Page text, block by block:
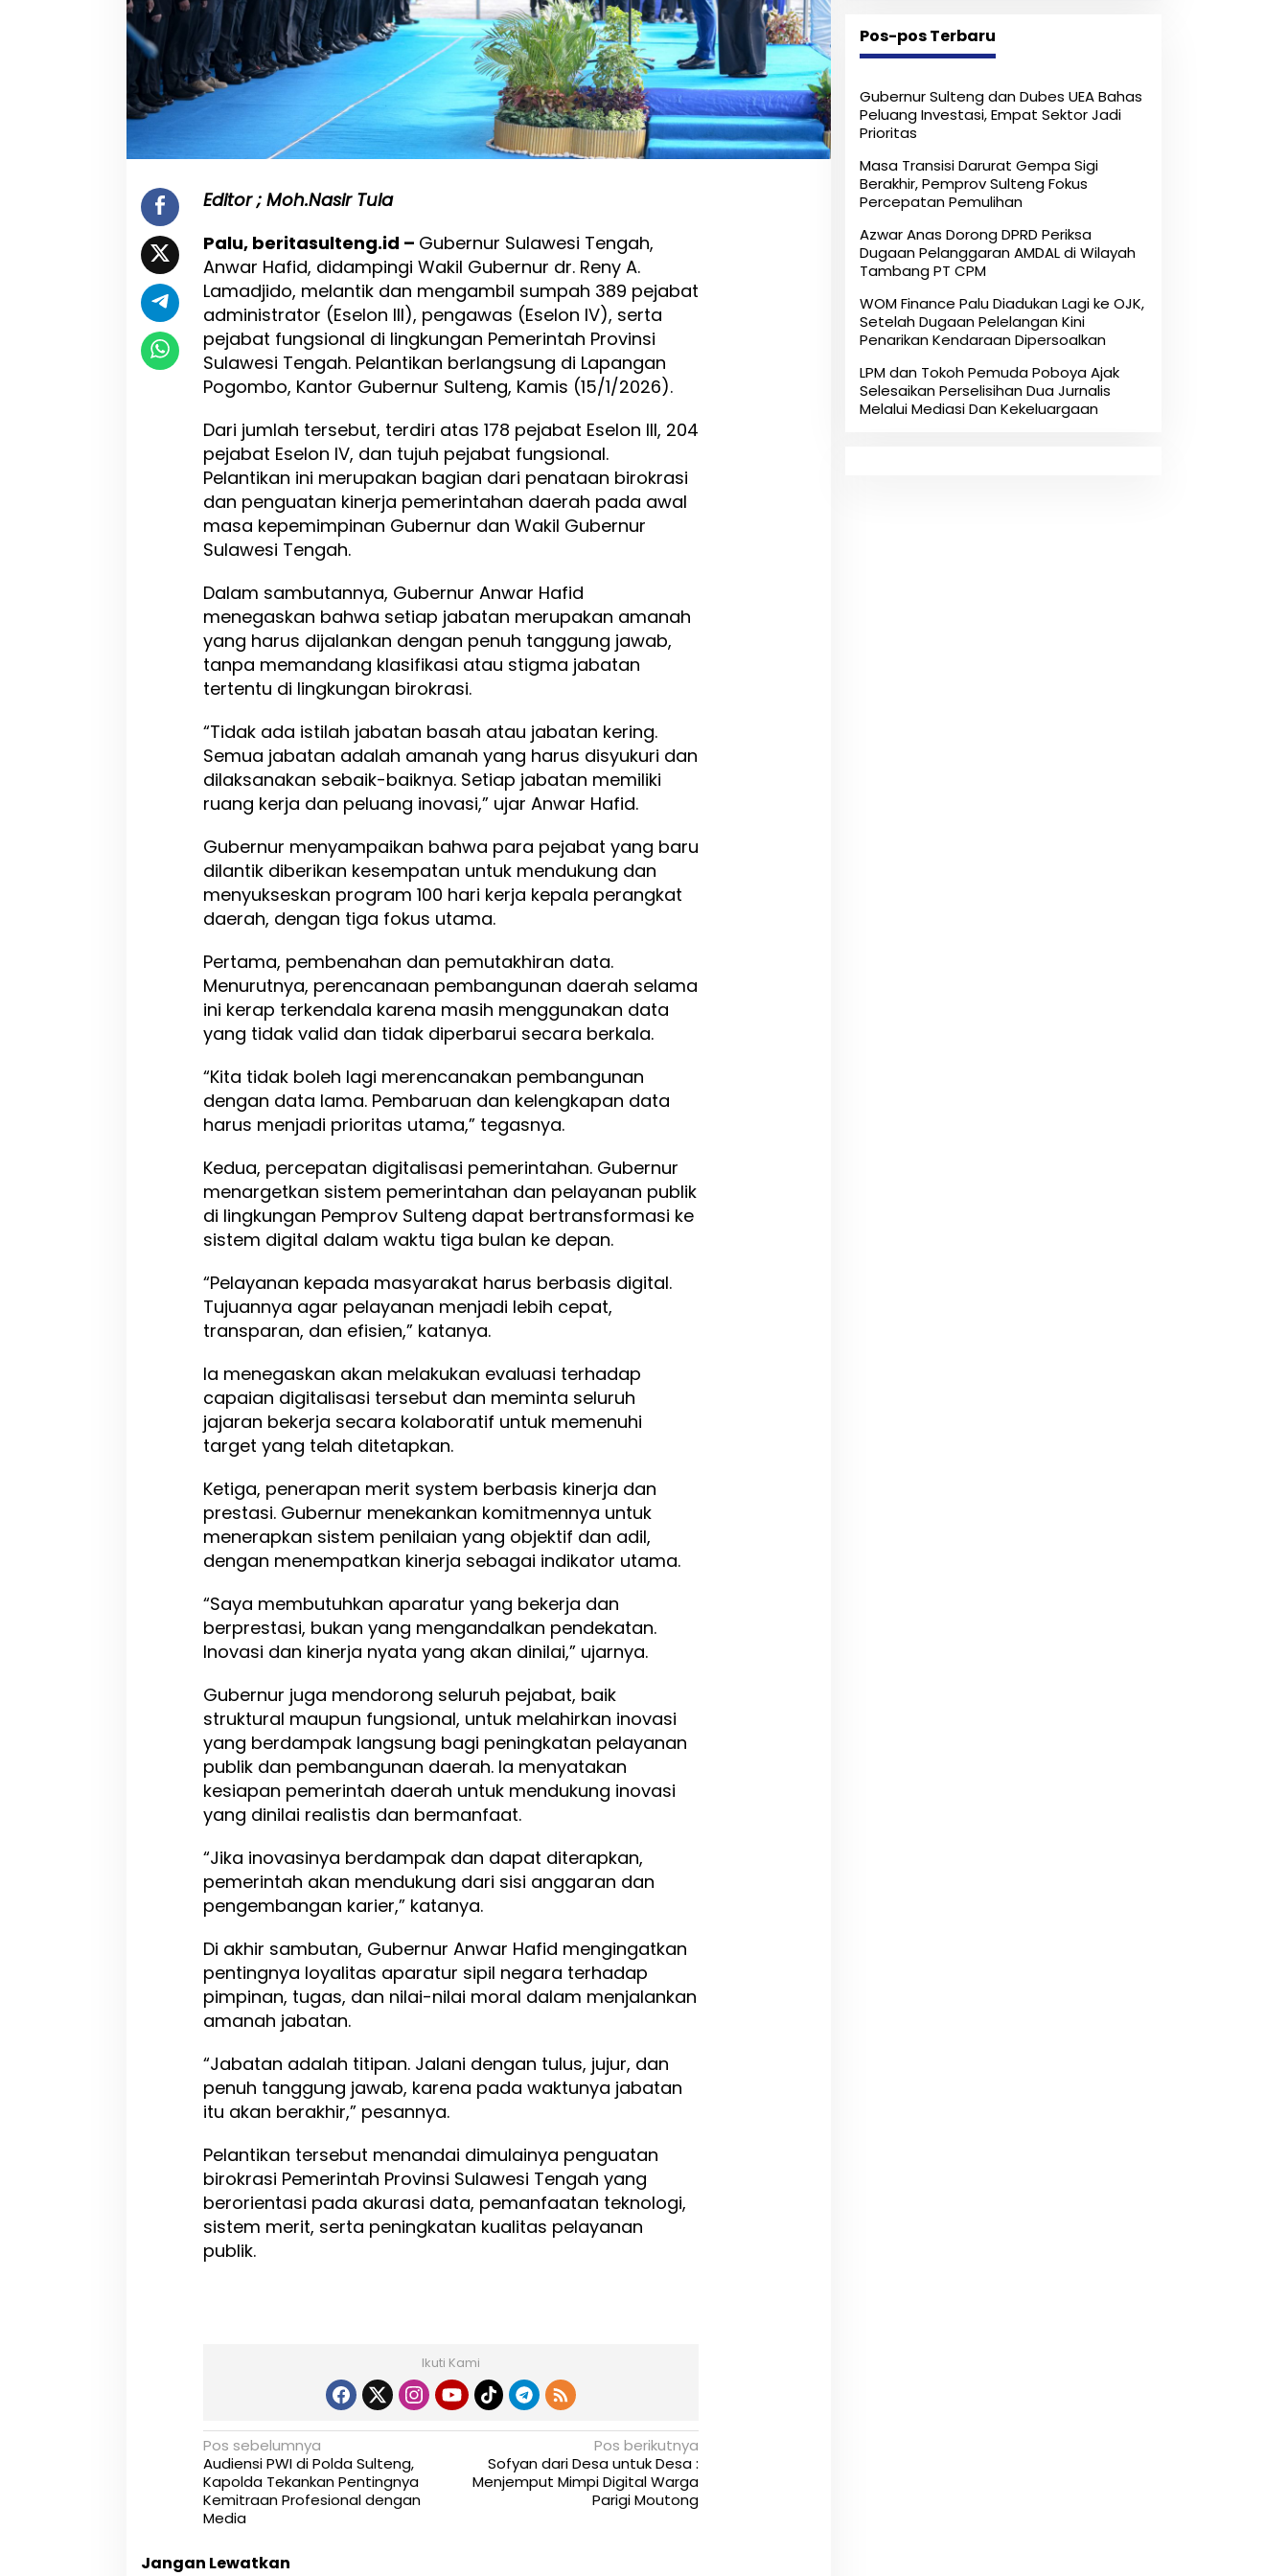
i
d
n
t
i
3
8
P
e
a
b
a
t
P
e
p
r
o
v
S
u
l
a
e
s
i
T
e
n
h
Editor ; Moh.Nasir Tula
Palu, beritasulteng.id – Gubernur Sulawesi Tengah,
Anwar Hafid, didampingi Wakil Gubernur dr. Reny A.
Lamadjido, melantik dan mengambil sumpah 389 pejabat
administrator (Eselon III), pengawas (Eselon IV), serta
pejabat fungsional di lingkungan Pemerintah Provinsi
Sulawesi Tengah. Pelantikan berlangsung di Lapangan
Pogombo, Kantor Gubernur Sulteng, Kamis (15/1/2026).
Dari jumlah tersebut, terdiri atas 178 pejabat Eselon III, 204
pejabat Eselon IV, dan tujuh pejabat fungsional.
Pelantikan ini merupakan bagian dari penataan birokrasi
dan penguatan kinerja pemerintahan daerah pada awal
masa kepemimpinan Gubernur dan Wakil Gubernur
Sulawesi Tengah.
Dalam sambutannya, Gubernur Anwar Hafid
menegaskan bahwa setiap jabatan merupakan amanah
yang harus dijalankan dengan penuh tanggung jawab,
tanpa memandang klasifikasi atau stigma jabatan
tertentu di lingkungan birokrasi.
“Tidak ada istilah jabatan basah atau jabatan kering.
Semua jabatan adalah amanah yang harus disyukuri dan
dilaksanakan sebaik-baiknya. Setiap jabatan memiliki
ruang kerja dan peluang inovasi,” ujar Anwar Hafid.
Gubernur menyampaikan bahwa para pejabat yang baru
dilantik diberikan kesempatan untuk mendukung dan
menyukseskan program 100 hari kerja kepala perangkat
daerah, dengan tiga fokus utama.
Pertama, pembenahan dan pemutakhiran data.
Menurutnya, perencanaan pembangunan daerah selama
ini kerap terkendala karena masih menggunakan data
yang tidak valid dan tidak diperbarui secara berkala.
“Kita tidak boleh lagi merencanakan pembangunan
dengan data lama. Pembaruan dan kelengkapan data
harus menjadi prioritas utama,” tegasnya.
Kedua, percepatan digitalisasi pemerintahan. Gubernur
menargetkan sistem pemerintahan dan pelayanan publik
di lingkungan Pemprov Sulteng dapat bertransformasi ke
sistem digital dalam waktu tiga bulan ke depan.
“Pelayanan kepada masyarakat harus berbasis digital.
Tujuannya agar pelayanan menjadi lebih cepat,
transparan, dan efisien,” katanya.
Ia menegaskan akan melakukan evaluasi terhadap
capaian digitalisasi tersebut dan meminta seluruh
jajaran bekerja secara kolaboratif untuk memenuhi
target yang telah ditetapkan.
Ketiga, penerapan merit system berbasis kinerja dan
prestasi. Gubernur menekankan komitmennya untuk
menerapkan sistem penilaian yang objektif dan adil,
dengan menempatkan kinerja sebagai indikator utama.
“Saya membutuhkan aparatur yang bekerja dan
berprestasi, bukan yang mengandalkan pendekatan.
Inovasi dan kinerja nyata yang akan dinilai,” ujarnya.
Gubernur juga mendorong seluruh pejabat, baik
struktural maupun fungsional, untuk melahirkan inovasi
yang berdampak langsung bagi peningkatan pelayanan
publik dan pembangunan daerah. Ia menyatakan
kesiapan pemerintah daerah untuk mendukung inovasi
yang dinilai realistis dan bermanfaat.
“Jika inovasinya berdampak dan dapat diterapkan,
pemerintah akan mendukung dari sisi anggaran dan
pengembangan karier,” katanya.
Di akhir sambutan, Gubernur Anwar Hafid mengingatkan
pentingnya loyalitas aparatur sipil negara terhadap
pimpinan, tugas, dan nilai-nilai moral dalam menjalankan
amanah jabatan.
“Jabatan adalah titipan. Jalani dengan tulus, jujur, dan
penuh tanggung jawab, karena pada waktunya jabatan
itu akan berakhir,” pesannya.
Pelantikan tersebut menandai dimulainya penguatan
birokrasi Pemerintah Provinsi Sulawesi Tengah yang
berorientasi pada akurasi data, pemanfaatan teknologi,
sistem merit, serta peningkatan kualitas pelayanan
publik.
Ikuti Kami
N
a
v
Pos sebelumnya
Audiensi PWI di Polda Sulteng,
Kapolda Tekankan Pentingnya
Kemitraan Profesional dengan
Media
Pos berikutnya
‎Sofyan dari Desa untuk Desa :
Menjemput Mimpi Digital Warga
Parigi Moutong
Jangan Lewatkan
Kekeluargaan
Pos-pos Terbaru
Gubernur Sulteng dan Dubes UEA Bahas
Peluang Investasi, Empat Sektor Jadi
Prioritas
Masa Transisi Darurat Gempa Sigi
Berakhir, Pemprov Sulteng Fokus
Percepatan Pemulihan
Azwar Anas Dorong DPRD Periksa
Dugaan Pelanggaran AMDAL di Wilayah
Tambang PT CPM
‎WOM Finance Palu Diadukan Lagi ke OJK,
Setelah Dugaan Pelelangan Kini
Penarikan Kendaraan Dipersoalkan ‎
LPM dan Tokoh Pemuda Poboya Ajak
Selesaikan Perselisihan Dua Jurnalis
Melalui Mediasi Dan Kekeluargaan